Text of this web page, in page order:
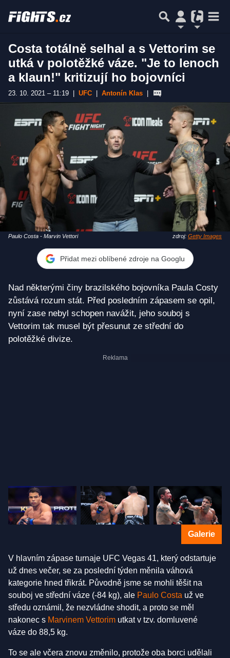
Costa totálně selhal a s Vettorim se
utká v polotěžké váze. "Je to lenoch
a klaun!" kritizují ho bojovníci
23. 10. 2021 – 11:19 UFC Antonín Klas
Paulo Costa - Marvin Vettori zdroj: Getty Images
Přidat mezi oblíbené zdroje na Googlu
Nad některými činy brazilského bojovníka Paula Costy
zůstává rozum stát. Před posledním zápasem se opil,
nyní zase nebyl schopen navážit, jeho souboj s
Vettorim tak musel být přesunut ze střední do
polotěžké divize.
Galerie
V hlavním zápase turnaje UFC Vegas 41, který odstartuje
už dnes večer, se za poslední týden měnila váhová
kategorie hned třikrát. Původně jsme se mohli těšit na
souboj ve střední váze (-84 kg), ale Paulo Costa už ve
středu oznámil, že nezvládne shodit, a proto se měl
nakonec s Marvinem Vettorim utkat v tzv. domluvené
váze do 88,5 kg.
To se ale včera znovu změnilo, protože oba borci udělali